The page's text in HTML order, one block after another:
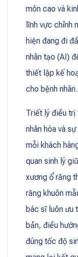
môn cao và
lĩnh vực chỉnh
hiện đang đi
nhân tạo (AI)
thiết lập kế
cho bệnh nhân.
Triết lý điều trị
nhân hóa và
mỗi khách
quan sinh lý
xương ổ răng
răng khuôn
bác sĩ luôn ưu
bản, điều
đúng tốc độ